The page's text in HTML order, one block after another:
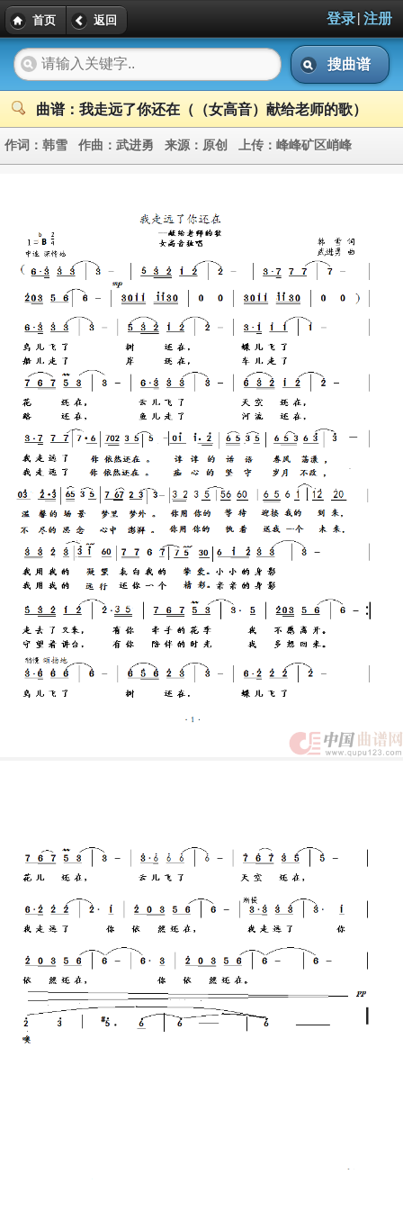
首页 返回 登录| 注册
搜曲谱
曲谱：我走远了你还在（（女高音）献给老师的歌）
作词： 韩雪 作曲： 武进勇 来源： 原创 上传： 峰峰矿区峭峰